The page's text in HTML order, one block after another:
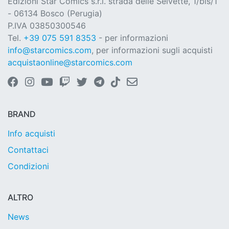
- 06134 Bosco (Perugia)
P.IVA 03850300546
Tel. +39 075 591 8353 - per informazioni
info@starcomics.com, per informazioni sugli acquisti
acquistaonline@starcomics.com
BRAND
Info acquisti
Contattaci
Condizioni
ALTRO
News